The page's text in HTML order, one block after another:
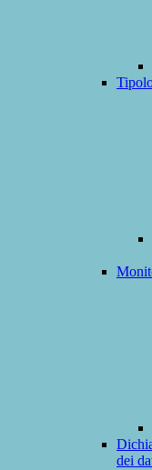
dei